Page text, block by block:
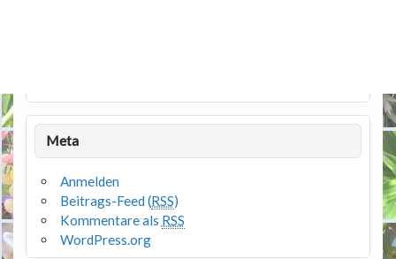
Meta
Anmelden
Beitrags-Feed (RSS)
Kommentare als RSS
WordPress.org